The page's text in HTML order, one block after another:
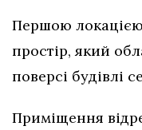
Першою
простір, який
поверсі будівлі
Приміщення